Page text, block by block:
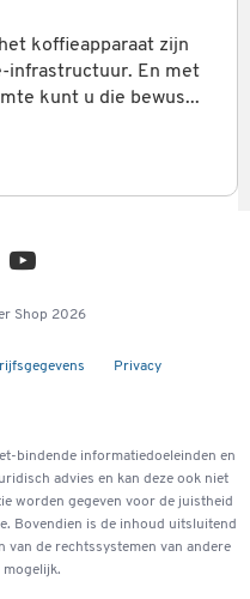
koffieapparaat zijn
infrastructuur. En met
kunt u die bewus...
Shop 2026
Privacy
bindende informatiedoeleinden en
advies en kan deze ook niet
worden gegeven voor de juistheid
Bovendien is de inhoud uitsluitend
van de rechtssystemen van andere
mogelijk.